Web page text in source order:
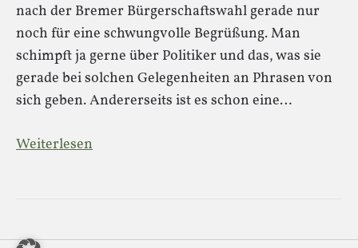
nach der Bremer Bürgerschaftswahl gerade nur
noch für eine schwungvolle Begrüßung. Man
schimpft ja gerne über Politiker und das, was sie
gerade bei solchen Gelegenheiten an Phrasen von
sich geben. Andererseits ist es schon eine…
Weiterlesen